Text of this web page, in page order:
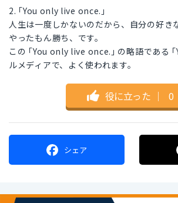
2. ｢You only live once.｣
人生は一度しかないのだから、自分の好き
やったもん勝ち、です。
この ｢You only live once.｣ の略語である ｢
ルメディアで、よく使われます。
役に立った ｜ 0
シェア